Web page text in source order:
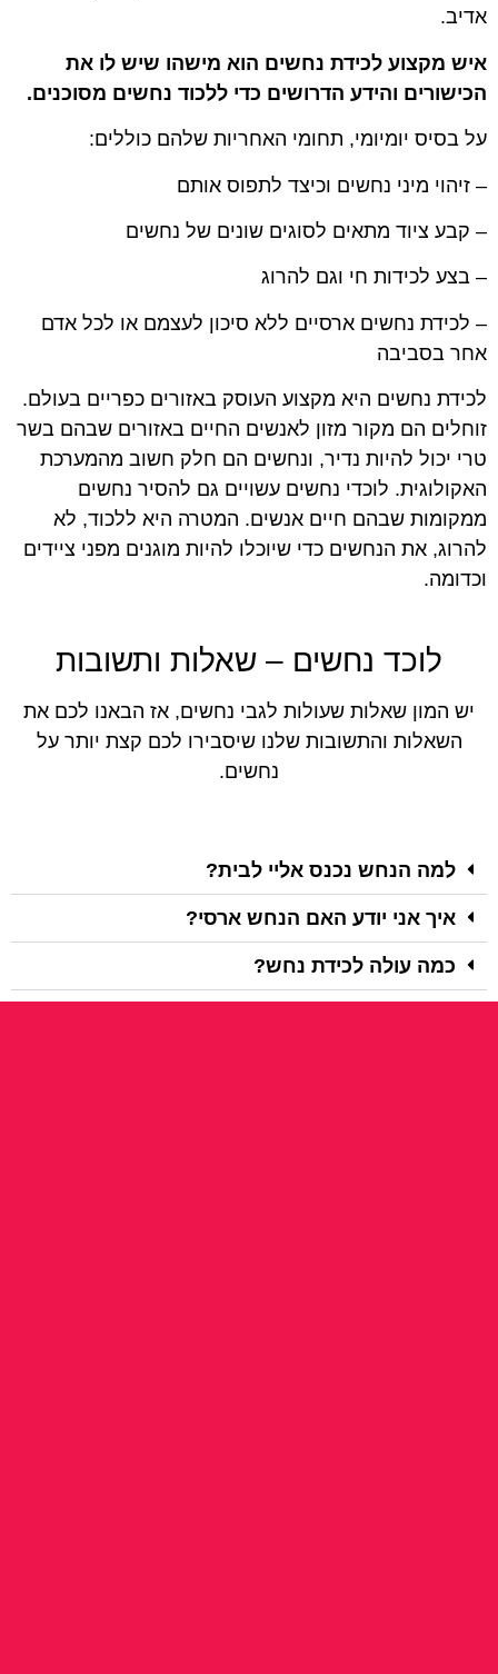
אדיב.
איש מקצוע לכידת נחשים הוא מישהו שיש לו את
הכישורים והידע הדרושים כדי ללכוד נחשים מסוכנים.
על בסיס יומיומי, תחומי האחריות שלהם כוללים:
– זיהוי מיני נחשים וכיצד לתפוס אותם
– קבע ציוד מתאים לסוגים שונים של נחשים
– בצע לכידות חי וגם להרוג
– לכידת נחשים ארסיים ללא סיכון לעצמם או לכל אדם
אחר בסביבה
לכידת נחשים היא מקצוע העוסק באזורים כפריים בעולם.
זוחלים הם מקור מזון לאנשים החיים באזורים שבהם בשר
טרי יכול להיות נדיר, ונחשים הם חלק חשוב מהמערכת
האקולוגית. לוכדי נחשים עשויים גם להסיר נחשים
ממקומות שבהם חיים אנשים. המטרה היא ללכוד, לא
להרוג, את הנחשים כדי שיוכלו להיות מוגנים מפני ציידים
וכדומה.
לוכד נחשים – שאלות ותשובות
יש המון שאלות שעולות לגבי נחשים, אז הבאנו לכם את
השאלות והתשובות שלנו שיסבירו לכם קצת יותר על
נחשים.
למה הנחש נכנס אליי לבית?
איך אני יודע האם הנחש ארסי?
כמה עולה לכידת נחש?